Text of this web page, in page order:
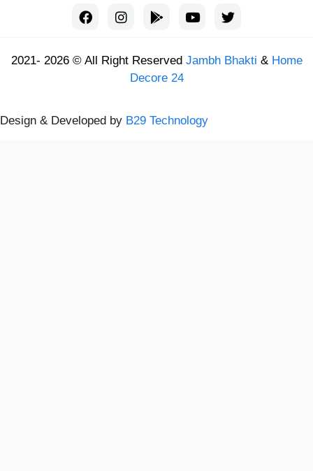
2021- 2026 © All Right Reserved Jambh Bhakti & Home
Decore 24
Design & Developed by B29 Technology